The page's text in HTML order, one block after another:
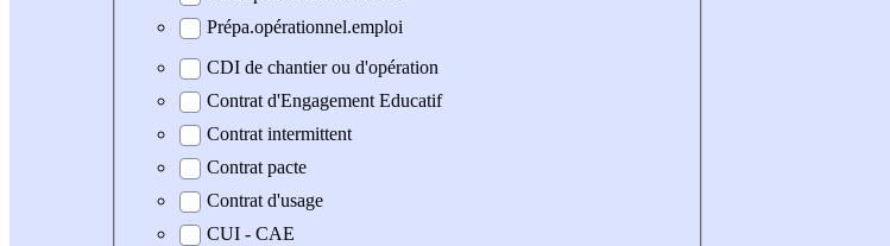
Prépa.opérationnel.emploi
CDI de chantier ou d'opération
Contrat d'Engagement Educatif
Contrat intermittent
Contrat pacte
Contrat d'usage
CUI - CAE